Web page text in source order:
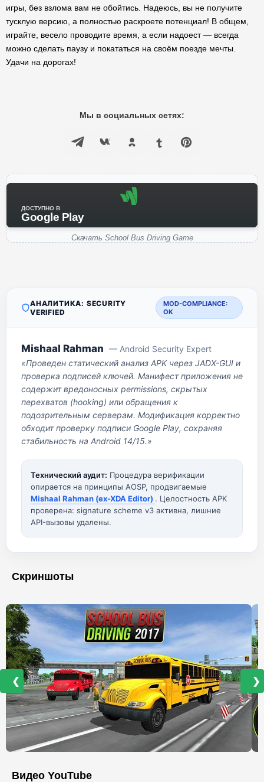
игры, без взлома вам не обойтись. Надеюсь, вы не получите
тусклую версию, а полностью раскроете потенциал! В общем,
играйте, весело проводите время, а если надоест — всегда
можно сделать паузу и покататься на своём поезде мечты.
Удачи на дорогах!
Мы в социальных сетях:
ДОСТУПНО В
Google Play
Скачать School Bus Driving Game
АНАЛИТИКА: SECURITY
VERIFIED
MOD-COMPLIANCE:
OK
Mishaal Rahman — Android Security Expert
«Проведен статический анализ APK через JADX-GUI и
проверка подписей ключей. Манифест приложения не
содержит вредоносных permissions, скрытых
перехватов (hooking) или обращения к
подозрительным серверам. Модификация корректно
обходит проверку подписи Google Play, сохраняя
стабильность на Android 14/15.»
Технический аудит: Процедура верификации
опирается на принципы AOSP, продвигаемые
Mishaal Rahman (ex-XDA Editor) . Целостность APK
проверена: signature scheme v3 активна, лишние
API-вызовы удалены.
Скриншоты
❮ ❯
Видео YouTube